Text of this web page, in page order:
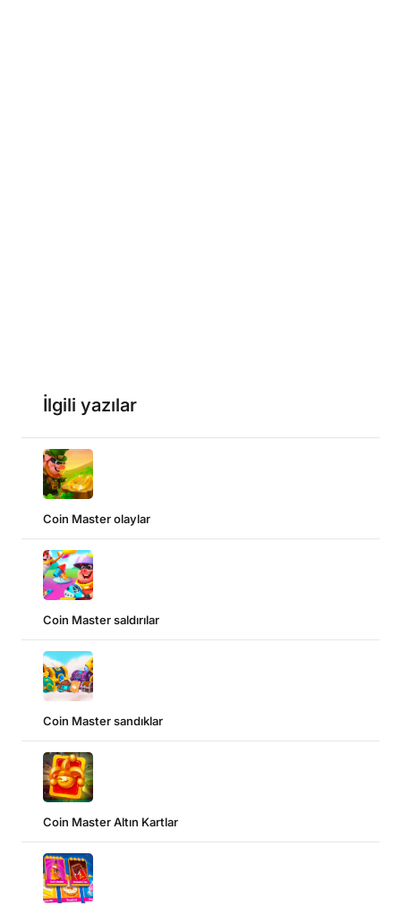
İlgili yazılar
Coin Master olaylar
Coin Master saldırılar
Coin Master sandıklar
Coin Master Altın Kartlar